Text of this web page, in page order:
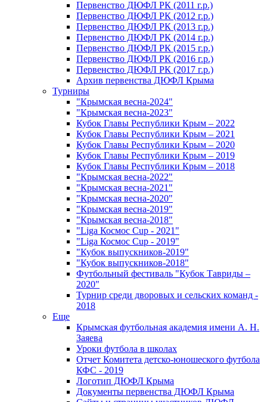
Первенство ДЮФЛ РК (2011 г.р.)
Первенство ДЮФЛ РК (2012 г.р.)
Первенство ДЮФЛ РК (2013 г.р.)
Первенство ДЮФЛ РК (2014 г.р.)
Первенство ДЮФЛ РК (2015 г.р.)
Первенство ДЮФЛ РК (2016 г.р.)
Первенство ДЮФЛ РК (2017 г.р.)
Архив первенства ДЮФЛ Крыма
Турниры
"Крымская весна-2024"
"Крымская весна-2023"
Кубок Главы Республики Крым – 2022
Кубок Главы Республики Крым – 2021
Кубок Главы Республики Крым – 2020
Кубок Главы Республики Крым – 2019
Кубок Главы Республики Крым – 2018
"Крымская весна-2022"
"Крымская весна-2021"
"Крымская весна-2020"
"Крымская весна-2019"
"Крымская весна-2018"
"Liga Космос Cup - 2021"
"Liga Космос Cup - 2019"
"Кубок выпускников-2019"
"Кубок выпускников-2018"
Футбольный фестиваль "Кубок Тавриды –
2020"
Турнир среди дворовых и сельских команд -
2018
Еще
Крымская футбольная академия имени А. Н.
Заяева
Уроки футбола в школах
Отчет Комитета детско-юношеского футбола
КФС - 2019
Логотип ДЮФЛ Крыма
Документы первенства ДЮФЛ Крыма